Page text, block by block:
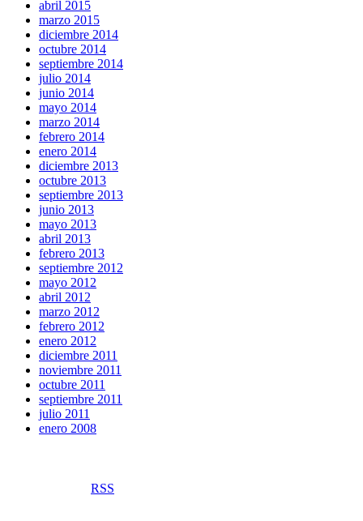
abril 2015
marzo 2015
diciembre 2014
octubre 2014
septiembre 2014
julio 2014
junio 2014
mayo 2014
marzo 2014
febrero 2014
enero 2014
diciembre 2013
octubre 2013
septiembre 2013
junio 2013
mayo 2013
abril 2013
febrero 2013
septiembre 2012
mayo 2012
abril 2012
marzo 2012
febrero 2012
enero 2012
diciembre 2011
noviembre 2011
octubre 2011
septiembre 2011
julio 2011
enero 2008
RSS